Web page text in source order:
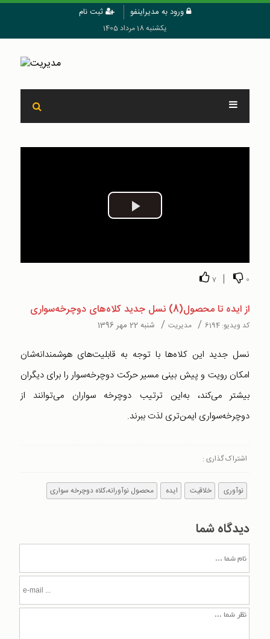
ورود به مدیراینفو ثبت نام
یکشنبه 18 مرداد 1405
Play
0
|
7
از ایده تا محصول(8) نسل جدید کلاه‌های دوچرخه‌سواری
کد ویدیو: 6194
/ مدیریت/ شنبه 22 مهر 1396
نسل جدید این کلاه‌ها با توجه به قابلیت‌های هوشمندانه‌‌شان
امکان رویت و پیش بینی مسیر حرکت دوچرخه‌سوار را برای دیگران
بیشتر می‌کند، به‌این ترتیب دوچرخه سواران می‌توانند از
دوچرخه‌سواری ایمن‌تری لذت ببرند.
اشتراک گذاری :
نوآوری خلاقیت ایده محصول نوآورانه،کلاه دوچرخه سواری
دیدگاه شما